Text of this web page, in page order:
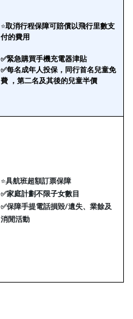
⭐取消行程保障可賠償以飛行里數支
付的費用
✅緊急購買手機充電器津貼
✅每名成年人投保，同行首名兒童免
費 ，第二名及其後的兒童半價
⭐具航班超額訂票保障
✅家庭計劃不限子女數目
✅保障手提電話損毀/遺失、業餘及
消閒活動